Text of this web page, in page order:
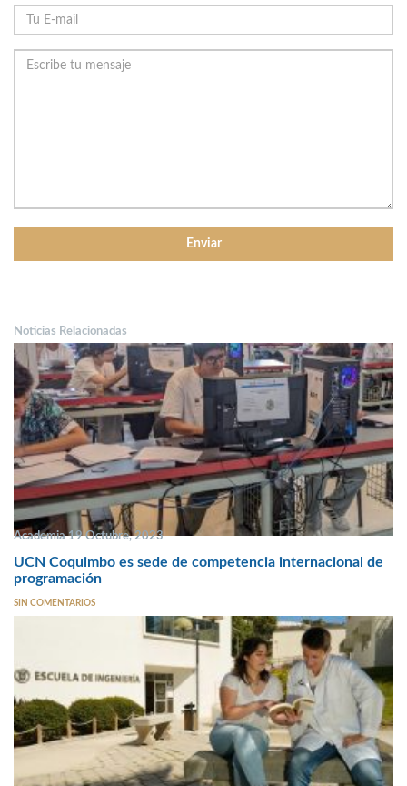
Noticias Relacionadas
Academia 19 Octubre, 2023
UCN Coquimbo es sede de competencia internacional de
programación
SIN COMENTARIOS